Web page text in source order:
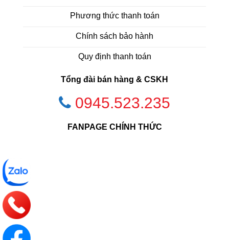
Phương thức thanh toán
Chính sách bảo hành
Quy định thanh toán
Tổng đài bán hàng & CSKH
0945.523.235
FANPAGE CHÍNH THỨC